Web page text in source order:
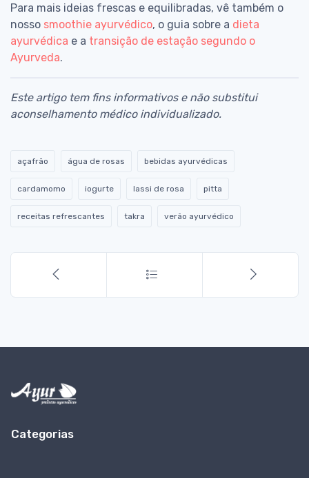
Para mais ideias frescas e equilibradas, vê também o
nosso smoothie ayurvédico, o guia sobre a dieta
ayurvédica e a transição de estação segundo o
Ayurveda.
Este artigo tem fins informativos e não substitui
aconselhamento médico individualizado.
açafrão água de rosas bebidas ayurvédicas
cardamomo iogurte lassi de rosa pitta
receitas refrescantes takra verão ayurvédico
Categorias